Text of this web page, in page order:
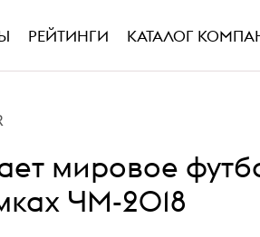
РЕЙТИНГИ КАТАЛОГ
мировое
ЧМ-2018